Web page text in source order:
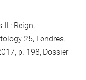
II : Reign,
25, Londres,
p. 198, Dossier